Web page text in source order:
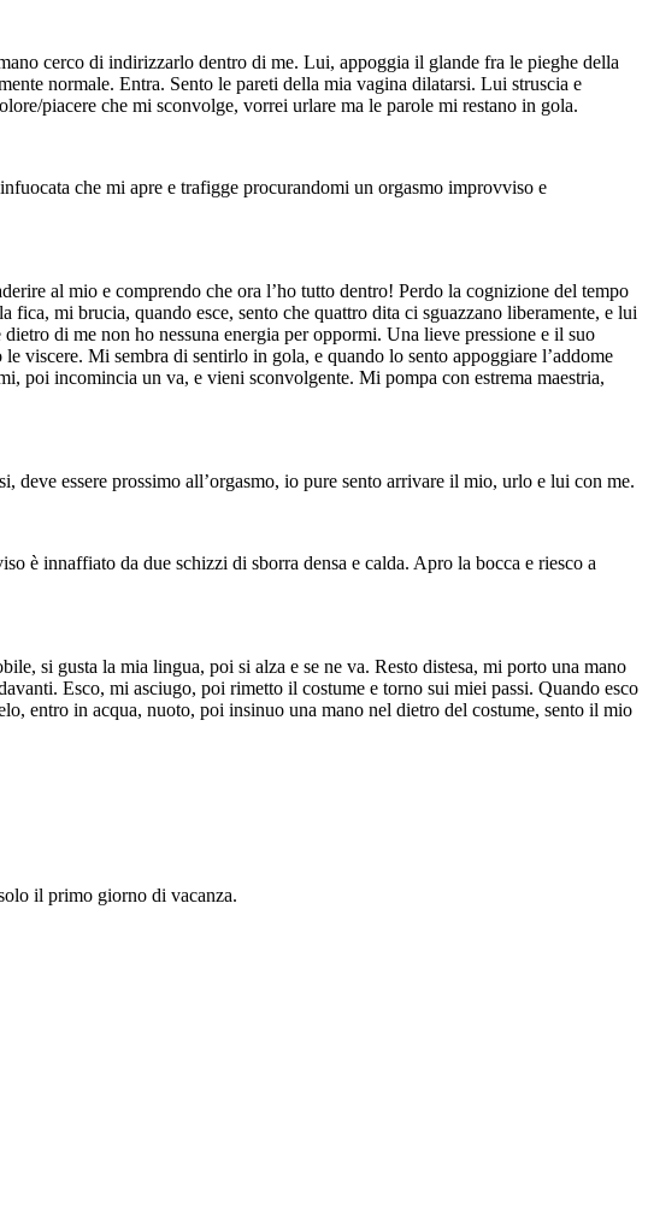
cerco di indirizzarlo dentro di me. Lui, appoggia il glande fra le pieghe della
normale. Entra. Sento le pareti della mia vagina dilatarsi. Lui struscia e
piacere che mi sconvolge, vorrei urlare ma le parole mi restano in gola.
che mi apre e trafigge procurandomi un orgasmo improvviso e
al mio e comprendo che ora l’ho tutto dentro! Perdo la cognizione del tempo
mi brucia, quando esce, sento che quattro dita ci sguazzano liberamente, e lui
di me non ho nessuna energia per oppormi. Una lieve pressione e il suo
viscere. Mi sembra di sentirlo in gola, e quando lo sento appoggiare l’addome
poi incomincia un va, e vieni sconvolgente. Mi pompa con estrema maestria,
essere prossimo all’orgasmo, io pure sento arrivare il mio, urlo e lui con me.
è innaffiato da due schizzi di sborra densa e calda. Apro la bocca e riesco a
si gusta la mia lingua, poi si alza e se ne va. Resto distesa, mi porto una mano
Esco, mi asciugo, poi rimetto il costume e torno sui miei passi. Quando esco
entro in acqua, nuoto, poi insinuo una mano nel dietro del costume, sento il mio
il primo giorno di vacanza.